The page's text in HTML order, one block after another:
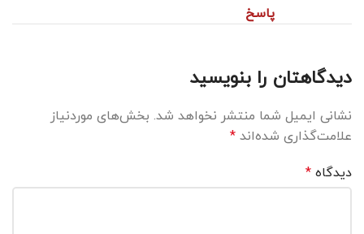
پاسخ
دیدگاهتان را بنویسید
نشانی ایمیل شما منتشر نخواهد شد. بخش‌های موردنیاز
علامت‌گذاری شده‌اند*
دیدگاه*